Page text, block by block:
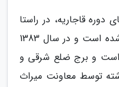
دوره قاجاریه، در راستا
جاده همدان به تویسرکان نهاده شده است و در سال 1383
است و برج ضلع شرقی و
توسط معاونت میراث